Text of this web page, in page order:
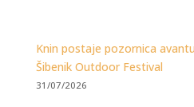
Knin postaje pozornica
Šibenik Outdoor Festival
31/07/2026